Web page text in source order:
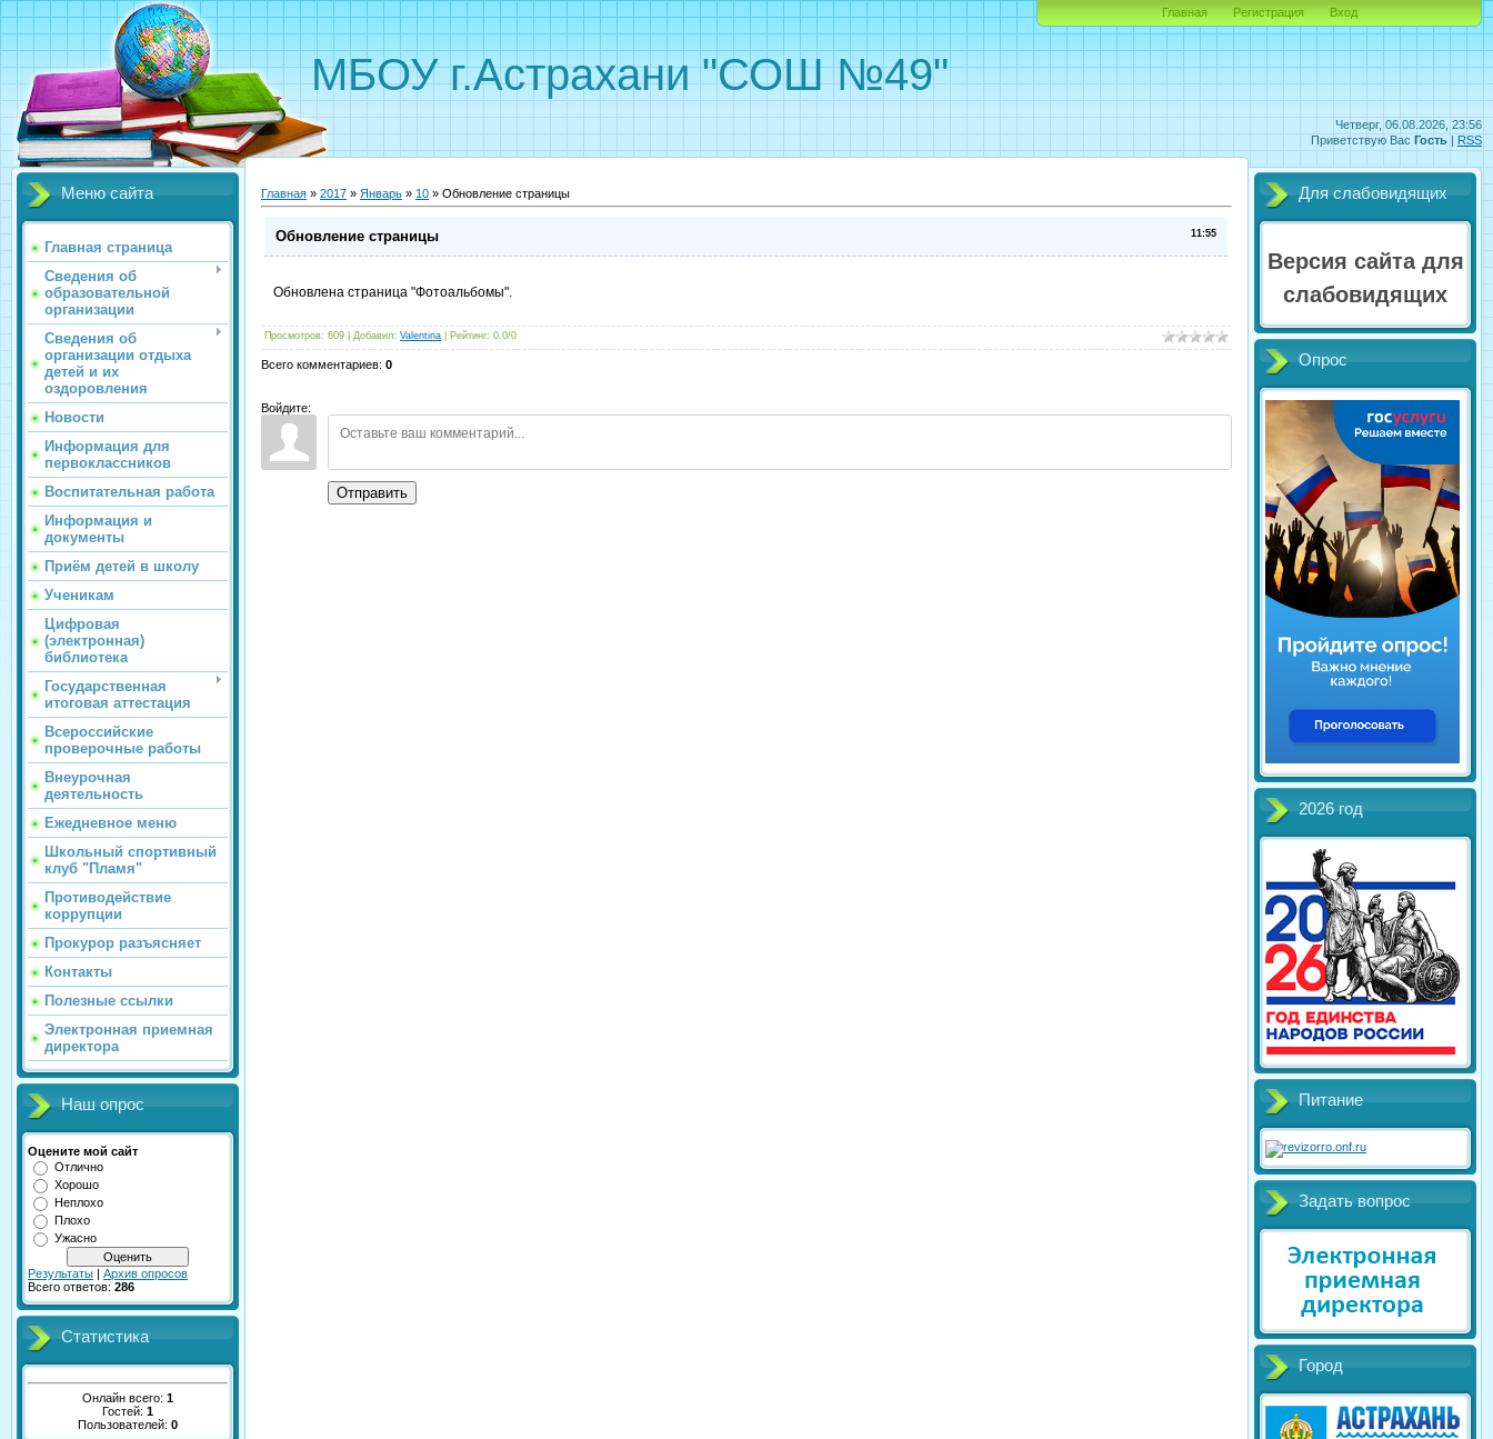
Четверг, 06.08.2026, 23:56
Приветствую Вас Гость | RSS
МБОУ г.Астрахани "СОШ №49"
Главная Регистрация Вход
Меню сайта
Главная страница
Сведения об
образовательной
организации
Сведения об
организации отдыха
детей и их
оздоровления
Новости
Информация для
первоклассников
Воспитательная работа
Информация и
документы
Приём детей в школу
Ученикам
Цифровая
(электронная)
библиотека
Государственная
итоговая аттестация
Всероссийские
проверочные работы
Внеурочная
деятельность
Ежедневное меню
Школьный спортивный
клуб "Пламя"
Противодействие
коррупции
Прокурор разъясняет
Контакты
Полезные ссылки
Электронная приемная
директора
Наш опрос
Оцените мой сайт
Отлично
Хорошо
Неплохо
Плохо
Ужасно
Результаты | Архив опросов
Всего ответов: 286
Статистика
Онлайн всего: 1
Гостей: 1
Пользователей: 0
Главная » 2017 » Январь » 10 » Обновление страницы
11:55
Обновление страницы
Обновлена страница "Фотоальбомы".
Просмотров: 609 Добавил: Valentina Рейтинг: 0.0/0
Всего комментариев: 0
Войдите:
Отправить
Для слабовидящих
Версия сайта для
слабовидящих
Опрос
2026 год
Питание
Задать вопрос
Город